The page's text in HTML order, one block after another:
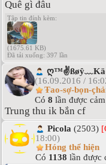
Quê gì đâu
Tập tin đính kèm:
(1675.61 KB)
Đã tải xuống: 397 lần
(16.09.2016 /
Ŧao-sợ-bọn-
Có 8 lần được
Trung thu ik bắn cf
Picola (2503)
18:00)
Hóng thể hiện
Có 1138 lần được